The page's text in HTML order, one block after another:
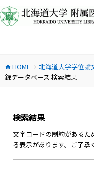
ン
テ
ス
キ
home HOME chevron_right 北海道大学学位論
録データベース 検索結果
検索結果
文字コードの制約があるた
る表示があります。ご了承